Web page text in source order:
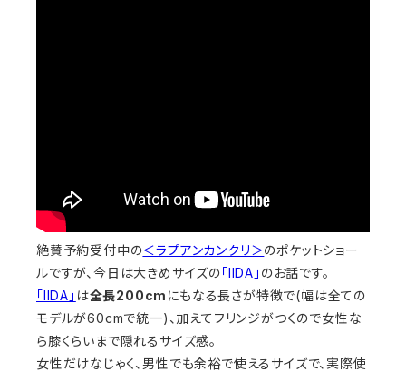
絶賛予約受付中の＜ラプアンカンクリ＞のポケットショー
ルですが、今日は大きめサイズの「IIDA」 のお話です。
「IIDA」 は全長200cm にもなる長さが特徴で(幅は全ての
モデルが60cmで統一)、加えてフリンジがつくので女性な
ら膝くらいまで隠れるサイズ感。
女性だけなじゃく、男性でも余裕で使えるサイズで、実際使